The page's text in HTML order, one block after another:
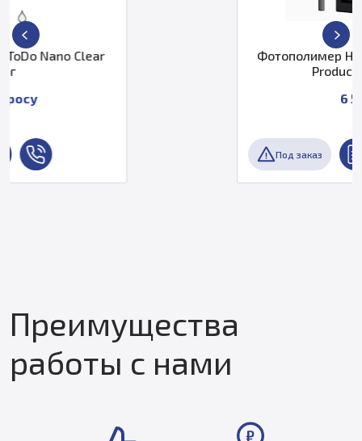
Фотополимер HeyGears UltraPrint-
Преимущества
работы с нами